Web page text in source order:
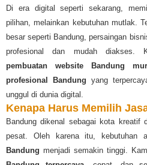
Di era digital seperti sekarang,
pilihan, melainkan kebutuhan mutlak.
besar seperti Bandung, persaingan
profesional dan mudah diakses.
pembuatan website Bandung
profesional Bandung yang
unggul di dunia digital.
Kenapa Harus Memilih
Bandung dikenal sebagai kota kreatif
pesat. Oleh karena itu, kebutuhan
Bandung menjadi semakin tinggi.